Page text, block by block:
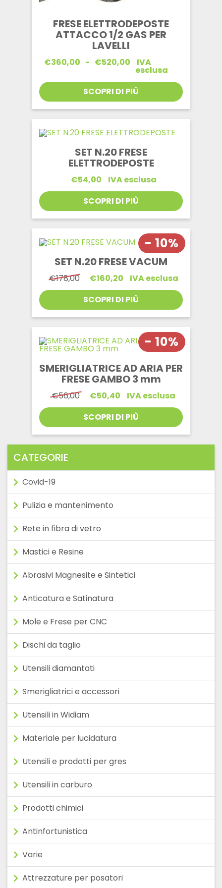
FRESE ELETTRODEPOSTE
ATTACCO 1/2 GAS PER
LAVELLI
€360,00 - €520,00
Fascia
di
da
€360,00
a
€520,00
IVA
esclusa
SCOPRI DI PIÙ
SET N.20 FRESE
ELETTRODEPOSTE
€54,00
IVA esclusa
SCOPRI DI PIÙ
- 10%
SET N.20 FRESE VACUM
€178,00 Il
prezzo
originale
era:
€178,00.
€160,20
Il
prezzo
attuale
è:
€160,20.
IVA esclusa
SCOPRI DI PIÙ
- 10%
SMERIGLIATRICE AD ARIA PER
FRESE GAMBO 3 mm
€56,00 Il
originale
era:
€56,00.
€50,40
Il
attuale
è:
€50,40.
IVA esclusa
SCOPRI DI PIÙ
CATEGORIE
Covid-19
Pulizia e mantenimento
Rete in fibra di vetro
Mastici e Resine
Abrasivi Magnesite e Sintetici
Anticatura e Satinatura
Mole e Frese per CNC
Dischi da taglio
Utensili diamantati
Smerigliatrici e accessori
Utensili in Widiam
Materiale per lucidatura
Utensili e prodotti per gres
Utensili in carburo
Prodotti chimici
Antinfortunistica
Varie
Attrezzature per posatori